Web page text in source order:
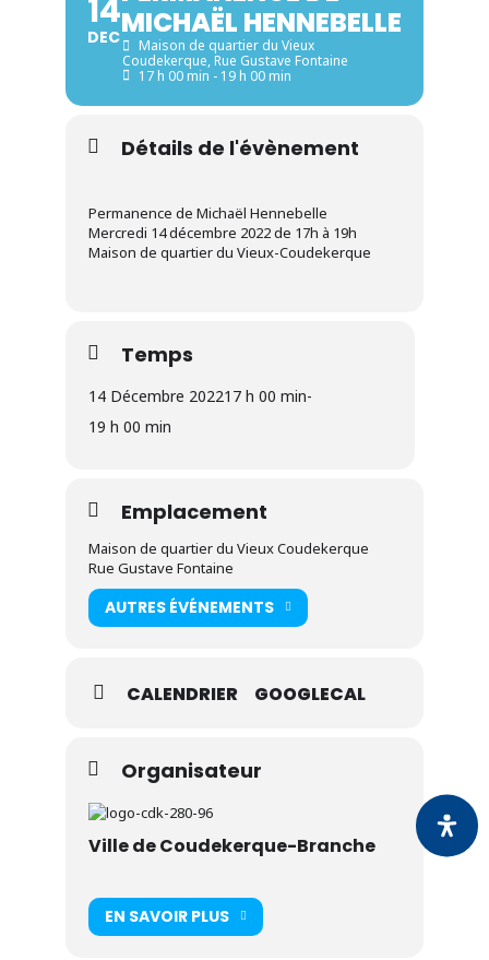
14
DECMICHAËL HENNEBELLE
Maison de quartier du Vieux
Coudekerque, Rue Gustave Fontaine
17 h 00 min - 19 h 00 min
Détails de l'évènement
Permanence de Michaël Hennebelle
Mercredi 14 décembre 2022 de 17h à 19h
Maison de quartier du Vieux-Coudekerque
Temps
14 Décembre 202217 h 00 min-
19 h 00 min
Emplacement
Maison de quartier du Vieux Coudekerque
Rue Gustave Fontaine
AUTRES ÉVÉNEMENTS
CALENDRIER GOOGLECAL
Organisateur
Ville de Coudekerque-Branche
EN SAVOIR PLUS